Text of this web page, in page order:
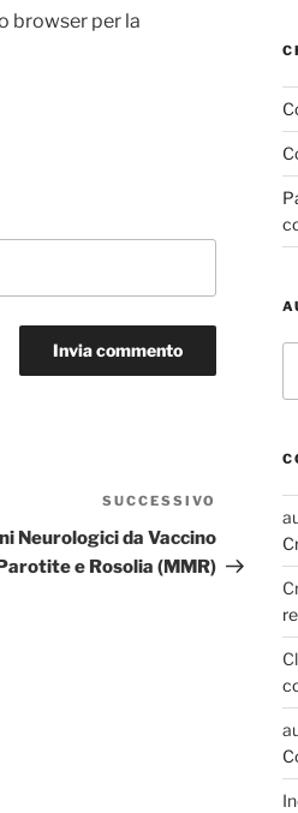
browser per la
SUCCESSIVO
Neurologici da Vaccino
e Rosolia (MMR)